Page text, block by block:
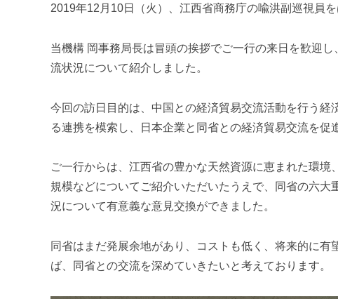
機
構
k
n
a
i
2019年12 月 10日（火）、江西省商務庁の喩洪副巡視員
当機構 岡事務局長は冒頭の挨拶でご一行の来日を歓迎
流状況について紹介しました。
今回の訪日目的は、中国との経済貿易交流活動を行う
る連携を模索し、日本企業と同省との経済貿易交流を促
ご一行からは、江西省の豊かな天然資源に恵まれた環
規模などについてご紹介いただいたうえで、同省の六大
況について有意義な意見交換ができました。
同省はまだ発展余地があり、コストも低く、将来的に
ば、同省との交流を深めていきたいと考えております。